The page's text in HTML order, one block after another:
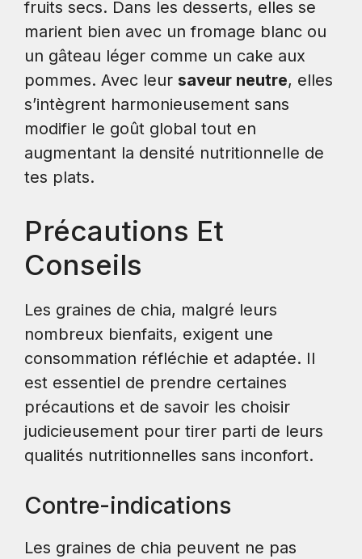
fruits secs. Dans les desserts, elles se
marient bien avec un fromage blanc ou
un gâteau léger comme un cake aux
pommes. Avec leur saveur neutre, elles
s’intègrent harmonieusement sans
modifier le goût global tout en
augmentant la densité nutritionnelle de
tes plats.
Précautions Et
Conseils
Les graines de chia, malgré leurs
nombreux bienfaits, exigent une
consommation réfléchie et adaptée. Il
est essentiel de prendre certaines
précautions et de savoir les choisir
judicieusement pour tirer parti de leurs
qualités nutritionnelles sans inconfort.
Contre-indications
Les graines de chia peuvent ne pas